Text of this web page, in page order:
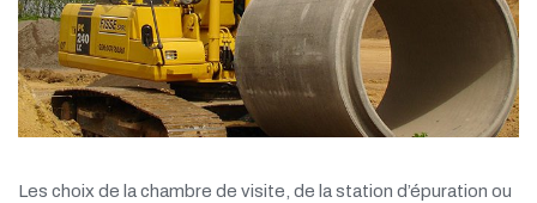
Les choix de la chambre de visite, de la station d’épuration ou